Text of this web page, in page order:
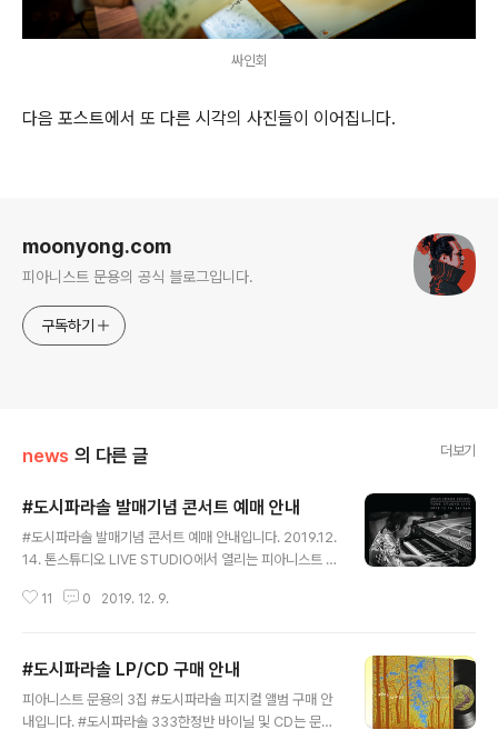
싸인회
다음 포스트에서 또 다른 시각의 사진들이 이어집니다.
moonyong.com
피아니스트 문용의 공식 블로그입니다.
구독하기
news 의 다른 글 더보기
#도시파라솔 발매기념 콘서트 예매 안내
#도시파라솔 발매기념 콘서트 예매 안내입니다. 2019.12.
14. 톤스튜디오 LIVE STUDIO에서 열리는 피아니스트 문
공식 스마트스토어​를 통해 예매 가능합니다. ​ 콘서트 예매
11 0 2019. 12. 9.
#도시파라솔 LP/CD 구매 안내
피아니스트 문용의 3집 #도시파라솔 피지컬 앨범 구매 안
내입니다. ​#도시파라솔 333한정반 바이닐 및 CD는 문타